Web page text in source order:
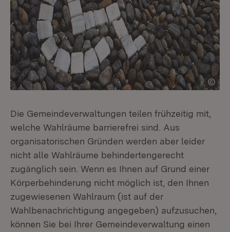
Die Gemeindeverwaltungen teilen frühzeitig mit,
welche Wahlräume barrierefrei sind. Aus
organisatorischen Gründen werden aber leider
nicht alle Wahlräume behindertengerecht
zugänglich sein. Wenn es Ihnen auf Grund einer
Körperbehinderung nicht möglich ist, den Ihnen
zugewiesenen Wahlraum (ist auf der
Wahlbenachrichtigung angegeben) aufzusuchen,
können Sie bei Ihrer Gemeindeverwaltung einen